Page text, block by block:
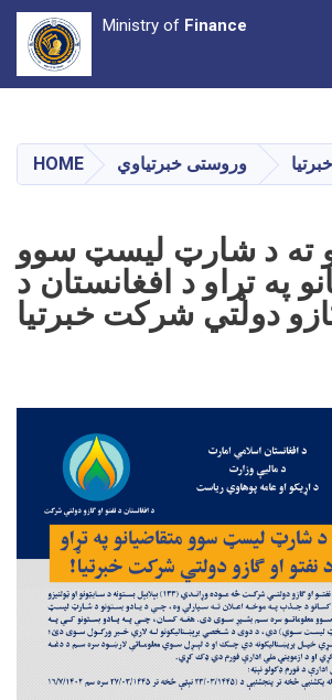
main
content
Ministry of Finance
HOME وروستی خبرتیاوي
ته د شارټ ليسټ سوو
په تړاو د افغانستان د